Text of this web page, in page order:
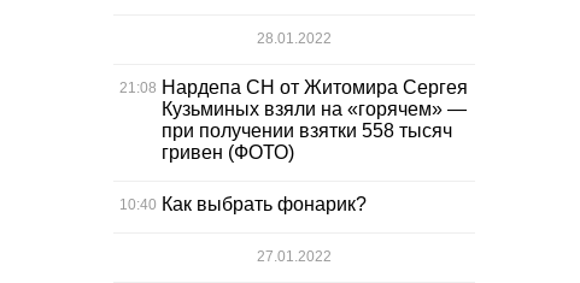
28.01.2022
21:08 Нардепа СН от Житомира Сергея
Кузьминых взяли на «горячем» —
при получении взятки 558 тысяч
гривен (ФОТО)
10:40 Как выбрать фонарик?
27.01.2022